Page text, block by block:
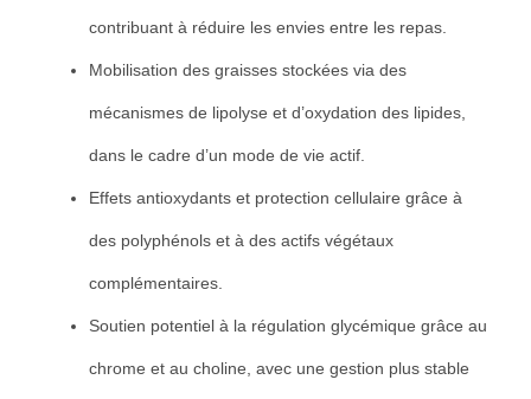
contribuant à réduire les envies entre les repas.
Mobilisation des graisses stockées via des
mécanismes de lipolyse et d’oxydation des lipides,
dans le cadre d’un mode de vie actif.
Effets antioxydants et protection cellulaire grâce à
des polyphénols et à des actifs végétaux
complémentaires.
Soutien potentiel à la régulation glycémique grâce au
chrome et au choline, avec une gestion plus stable